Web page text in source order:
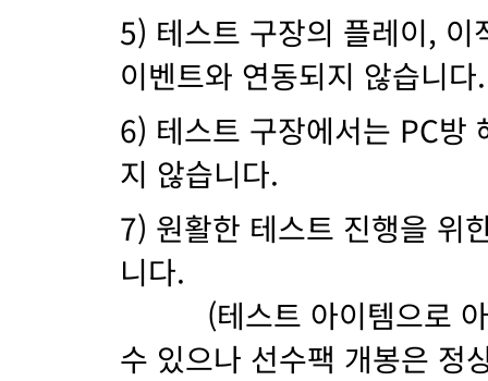
5) 테스트 구장의 플레이,
이벤트와 연동되지 않습니다.
6) 테스트 구장에서는 PC방
지 않습니다.
7) 원활한 테스트 진행을 위
니다.
(테스트 아이템으로 아
수 있으나 선수팩 개봉은 정